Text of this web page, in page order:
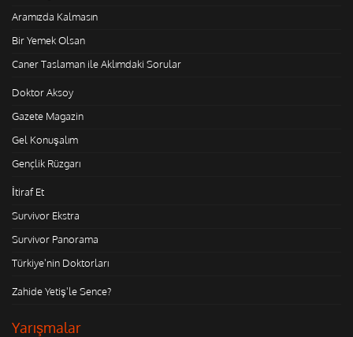
Aramızda Kalmasın
Bir Yemek Olsan
Caner Taslaman ile Aklımdaki Sorular
Doktor Aksoy
Gazete Magazin
Gel Konuşalım
Gençlik Rüzgarı
İtiraf Et
Survivor Ekstra
Survivor Panorama
Türkiye'nin Doktorları
Zahide Yetiş'le Sence?
Yarışmalar